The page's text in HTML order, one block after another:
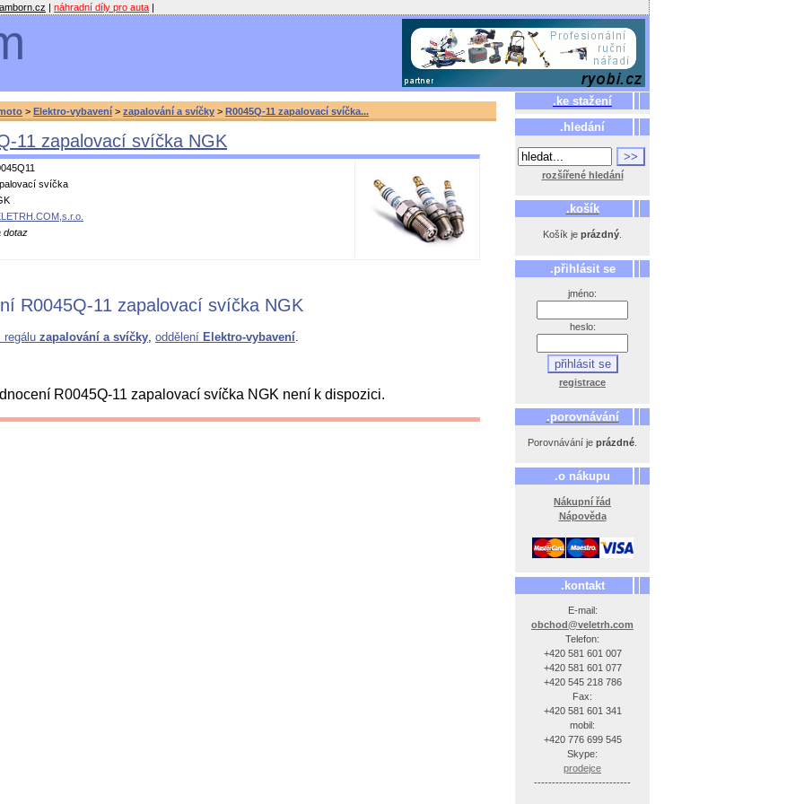
| náhradní díly pro auta |
.ke stažení
.hledání
rozšířené hledání
.košík
Košík je prázdný
.přihlásit se
jméno:
heslo:
registrace
.porovnávání
Porovnávání je prázdné
.o nákupu
Nákupní řád
Nápověda
.kontakt
E-mail:
obchod@veletrh.com
Telefon:
+420 581 601 007
+420 581 601 077
+420 545 218 786
Fax:
+420 581 601 341
mobil:
+420 776 699 545
Skype:
prodejce
---------------------------
> Elektro-vybavení > zapalování a svíčky > R0045Q-11 zapalovací svíčka...
11 zapalovací svíčka NGK
svíčka
dotaz
R0045Q-11 zapalovací svíčka NGK
regálu zapalování a svíčky, oddělení Elektro-vybavení.
R0045Q-11 zapalovací svíčka NGK není k dispozici.